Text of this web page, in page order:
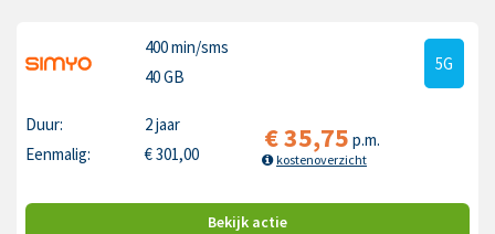
400 min/sms
40 GB
5G
Duur:
2 jaar
Eenmalig:
€301,00 €35,75 p.m.
kostenoverzicht
Bekijk actie